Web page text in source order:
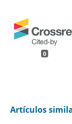
0
Artículos